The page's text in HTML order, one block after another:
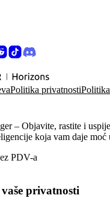
Politika privatnosti
– Objavite, rastite i
koja vam daje moć
PDV-a
privatnosti